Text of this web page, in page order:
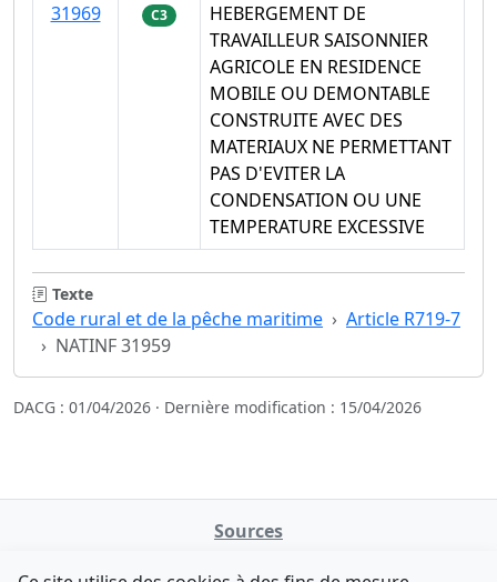
31969
C3
HEBERGEMENT DE
TRAVAILLEUR SAISONNIER
AGRICOLE EN RESIDENCE
MOBILE OU DEMONTABLE
CONSTRUITE AVEC DES
MATERIAUX NE PERMETTANT
PAS D'EVITER LA
CONDENSATION OU UNE
TEMPERATURE EXCESSIVE
Texte
Code rural et de la pêche maritime
Article R719-7
NATINF 31959
DACG : 01/04/2026 · Dernière modification : 15/04/2026
Sources